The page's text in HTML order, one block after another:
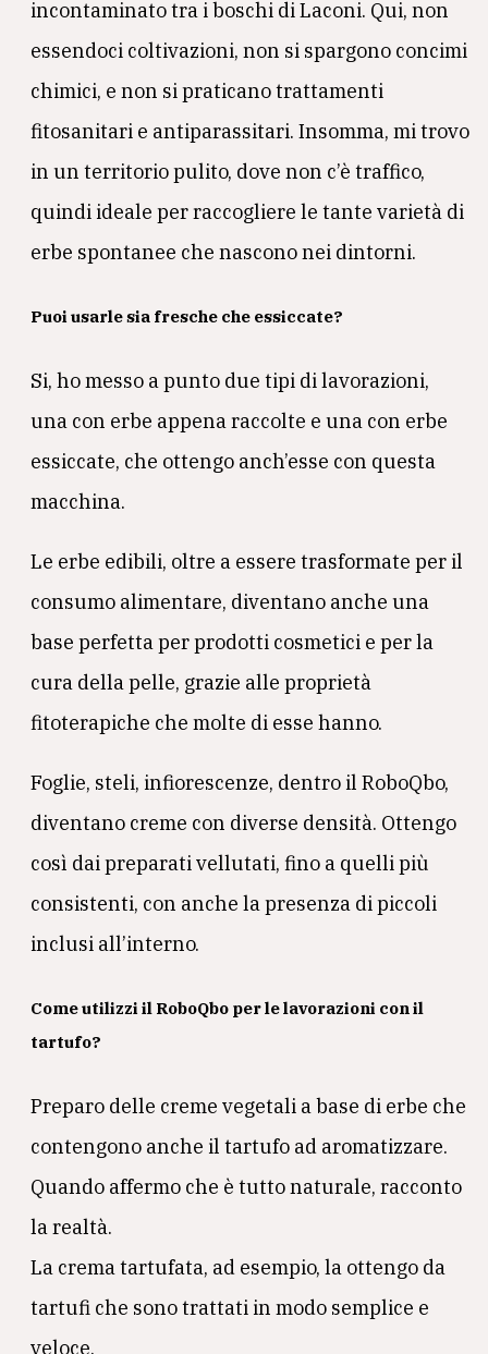
incontaminato tra i boschi di Laconi. Qui, non
essendoci coltivazioni, non si spargono concimi
chimici, e non si praticano trattamenti
fitosanitari e antiparassitari. Insomma, mi trovo
in un territorio pulito, dove non c’è traffico,
quindi ideale per raccogliere le tante varietà di
erbe spontanee che nascono nei dintorni.
Puoi usarle sia fresche che essiccate?
Si, ho messo a punto due tipi di lavorazioni,
una con erbe appena raccolte e una con erbe
essiccate, che ottengo anch’esse con questa
macchina.
Le erbe edibili, oltre a essere trasformate per il
consumo alimentare, diventano anche una
base perfetta per prodotti cosmetici e per la
cura della pelle, grazie alle proprietà
fitoterapiche che molte di esse hanno.
Foglie, steli, infiorescenze, dentro il RoboQbo,
diventano creme con diverse densità. Ottengo
così dai preparati vellutati, fino a quelli più
consistenti, con anche la presenza di piccoli
inclusi all’interno.
Come utilizzi il RoboQbo per le lavorazioni con il
tartufo?
Preparo delle creme vegetali a base di erbe che
contengono anche il tartufo ad aromatizzare.
Quando affermo che è tutto naturale, racconto
la realtà.
La crema tartufata, ad esempio, la ottengo da
tartufi che sono trattati in modo semplice e
veloce.